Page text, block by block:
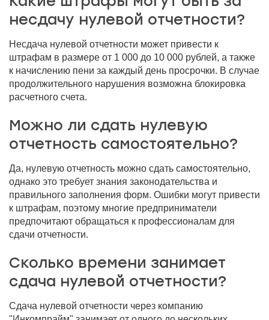
несдачу нулевой отчетности?
Несдача нулевой отчетности может привести к
штрафам в размере от 1 000 до 10 000 рублей, а также
к начислению пени за каждый день просрочки. В случае
продолжительного нарушения возможна блокировка
расчетного счета.
Можно ли сдать нулевую
отчетность самостоятельно?
Да, нулевую отчетность можно сдать самостоятельно,
однако это требует знания законодательства и
правильного заполнения форм. Ошибки могут привести
к штрафам, поэтому многие предприниматели
предпочитают обращаться к профессионалам для
сдачи отчетности.
Сколько времени занимает
сдача нулевой отчетности?
Сдача нулевой отчетности через компанию